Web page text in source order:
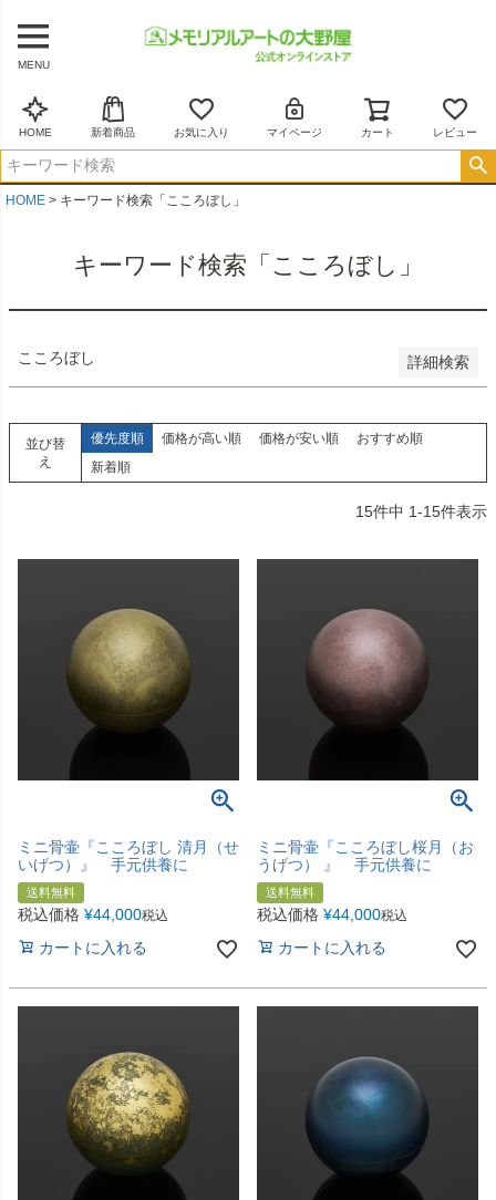
MENU
HOME 新着商品 お気に入り マイページ カート レビュー
HOME キーワード検索「こころぼし」
キーワード検索「こころぼし」
こころぼし 詳細検索
商品番号/JANコード
新着順
登録順
価格が安い順
価格が高い順
キーワードヒット順
検索
並び替
え
優先度順 価格が高い順 価格が安い順
おすすめ順
新着順
15件中 1-15件表示
ミニ骨壷『こころぼし 清月（せ
いげつ）』 手元供養に
送料無料
税込価格 ¥44,000税込
カートに入れる
ミニ骨壷『こころぼし桜月（お
うげつ） 』 手元供養に
送料無料
税込価格 ¥44,000税込
カートに入れる